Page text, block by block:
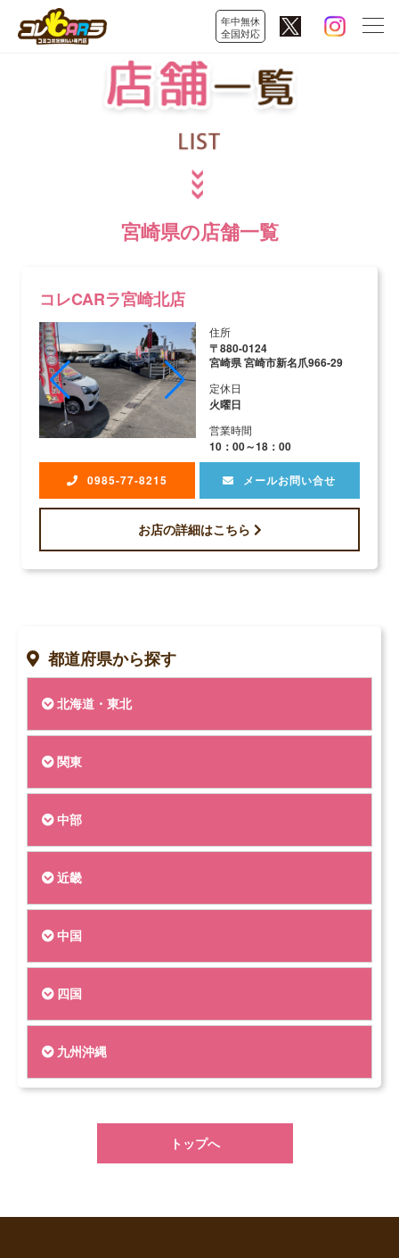
年中無休
全国対応
宮崎県の店舗一覧
コレCARラ宮崎北店
住所
〒880-0124
宮崎県 宮崎市新名爪966-29
定休日
火曜日
営業時間
10：00～18：00
0985-77-8215 メールお問い合せ
お店の詳細はこちら
都道府県から探す
北海道・東北
関東
中部
近畿
中国
四国
九州沖縄
トップへ